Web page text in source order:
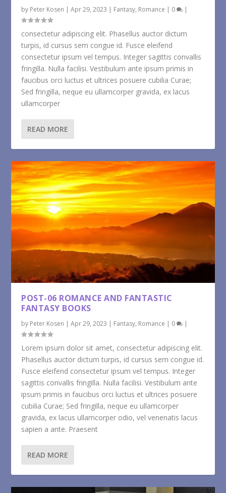
by Peter Kosen |Apr 29, 2023 | Fantasy, Romance | 0 |
consectetur adipiscing elit. Phasellus auctor dictum
turpis, id cursus sem congue id. Fusce eleifend
consectetur ipsum vel tempus. Integer sagittis convallis
fringilla. Nulla facilisi. Vestibulum ante ipsum primis in
faucibus orci luctus et ultrices posuere cubilia Curae;
Sed fringilla, neque eu ullamcorper gravida, ex lacus
ullamcorper
READ MORE
POST-06 ROMANCE AND FANTASTIC
FANTASY BOOKS
by Peter Kosen |Apr 29, 2023 | Fantasy, Romance | 0 |
Lorem ipsum dolor sit amet, consectetur adipiscing elit.
Phasellus auctor dictum turpis, id cursus sem congue id.
Fusce eleifend consectetur ipsum vel tempus. Integer
sagittis convallis fringilla. Nulla facilisi. Vestibulum ante
ipsum primis in faucibus orci luctus et ultrices posuere
cubilia Curae; Sed fringilla, neque eu ullamcorper
gravida, ex lacus ullamcorper odio, vel venenatis lacus
sapien a ante. Praesent
READ MORE